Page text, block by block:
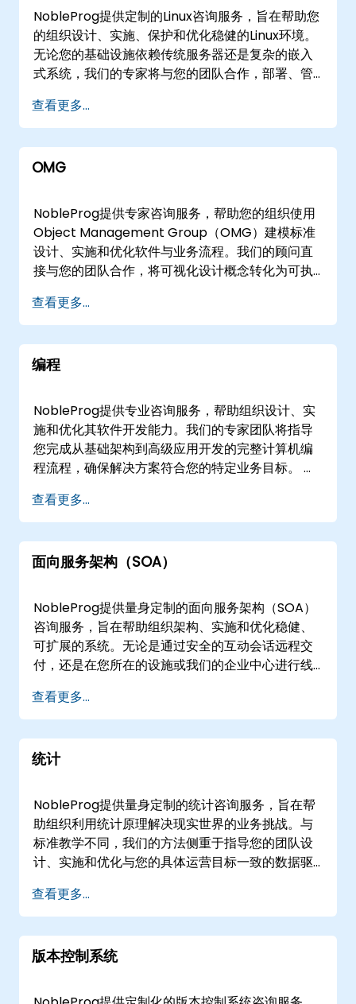
技术的顾问的集体知识中获益。 创新： 通过根据您
的业务需求量身定制的尖端解决方案保持领先地
位。 Collaboration： 我们与您的团队密切合作，
确保无缝集成和知识转移。 结果： 利用我们成功的
Nobleprog，我们明白云并不是一个放之四海而皆
准的解决方案。这就是为什么我们的顾问努力工
作，制定符合您业务目标的定制策略。立即联系我
们，让我们踏上通过云计算的无限可能性提升您的
Databases： Redis Memcached的 Hazelcast
我们的咨询服务超越了传统数据库，包括
GraphQL、Hasura 和 ClickHouse 等新兴技术。
无论您是处理关系数据库、NoSQL 数据库、基于云
的解决方案还是专用工具，NobleProg 都是您值得
部潜力。从迁移和优化到安全性和性能调优，
化为您业务的战略资产。使用 NobleProg 提升您的
数据基础设施，让专业知识与创新相遇。
NobleProg合作，通过专家指导解决您的企业架构
挑战，确保您的基础设施与长期业务目标保持一
致。
NobleProg提供定制的Linux咨询服务，旨在帮助您
的组织设计、实施、保护和优化稳健的Linux环境。
无论您的基础设施依赖传统服务器还是复杂的嵌入
式系统，我们的专家将与您的团队合作，部署、管
们的参与模式灵活，提供远程支持或线下咨询服
务。远程支持通过安全的交互式远程桌面环境进
行，使我们的专家能够实时指导您的实施。对于线
下项目，我们的顾问可以直接在的客户场所工作，
和系统架构审查。 与NobleProg合作，加速您的
Linux采用，增强系统可靠性，并高效扩展您的基础
设施。
查看更多...
OMG
NobleProg提供专家咨询服务，帮助您的组织使用
Object Management Group（OMG）建模标准
设计、实施和优化软件与业务流程。我们的顾问直
接与您的团队合作，将可视化设计概念转化为可执
集成。 这些参与模式灵活，可根据您的运营需求进
行调整，提供通过安全的交互式远程桌面平台进行
的远程会话，或线下参与。我们的顾问可以在的客
户现场部署，或在NobleProg位于的企业设施中与
OMG方法论加速您的数字化转型，实现运营卓越。
查看更多...
编程
NobleProg提供专业咨询服务，帮助组织设计、实
施和优化其软件开发能力。我们的专家团队将指导
您完成从基础架构到高级应用开发的完整计算机编
程流程，确保解决方案符合您的特定业务目标。 我
会，或通过我们专用的远程桌面环境进行安全、互
动的远程会议来交付。这种灵活的交付模式使我们
能够无缝集成到您现有的工作流程中，无论您更喜
欢在本地基础设施中直接工作，还是在的企业培训
NobleProg提供战略洞察和技术专长，帮助您扩展
编程运营并推动创新。
查看更多...
面向服务架构（SOA）
NobleProg提供量身定制的面向服务架构（SOA）
咨询服务，旨在帮助组织架构、实施和优化稳健、
可扩展的系统。无论是通过安全的互动会话远程交
付，还是在您所在的设施或我们的企业中心进行线
机制，并将服务合同战略性地整合到您的开发生命
周期中。 我们的参与模式专注于交付实际价值，而
非传统教学。我们与您的组织合作，分析现有流
程，设计面向服务的策略，并执行实际实施，以增
协作解决问题，我们确保您的团队获得所需的洞察
力，以推动即时的运营改进和长期的架构成功。
NobleProg——您的本地咨询合作伙伴。
查看更多...
统计
NobleProg提供量身定制的统计咨询服务，旨在帮
助组织利用统计原理解决现实世界的业务挑战。与
标准教学不同，我们的方法侧重于指导您的团队设
计、实施和优化与您的具体运营目标一致的数据驱
是线上还是线下，提供互动式的实践参与，将理论
概念转化为实际应用。线上合作通过安全的交互式
远程桌面会话进行，确保无论身处何地都能无缝协
作。对于线下项目，我们的顾问可以直接部署到的
与NobleProg合作，提升您组织的分析能力，并通
查看更多...
版本控制系统